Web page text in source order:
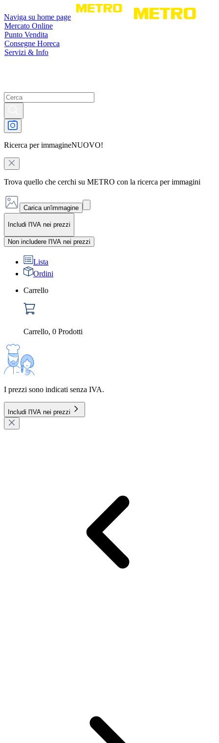
Naviga su home page
Mercato Online
Punto Vendita
Consegne Horeca
Servizi & Info
Ricerca per immagineNUOVO!
Trova quello che cerchi su METRO con la ricerca per immagini
Carica un'immagine
Includi l'IVA nei prezzi
Non includere l'IVA nei prezzi
Lista
Ordini
Carrello
Carrello, 0 Prodotti
I prezzi sono indicati senza IVA.
Includi l'IVA nei prezzi